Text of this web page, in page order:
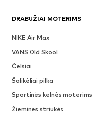
DRABUŽIAI MOTERIMS
NIKE Air Max
VANS Old Skool
Čelsiai
Šalikėliai pilka
Sportinės kelnės moterims
Žieminės striukės